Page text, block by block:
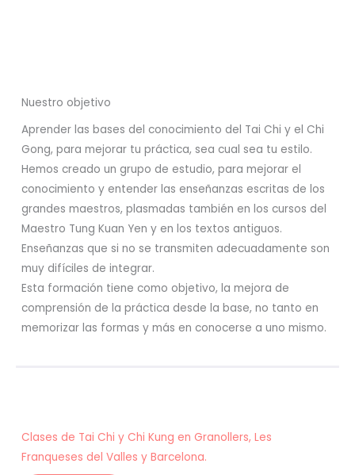
Nuestro objetivo
Aprender las bases del conocimiento del Tai Chi y el Chi
Gong, para mejorar tu práctica, sea cual sea tu estilo.
Hemos creado un grupo de estudio, para mejorar el
conocimiento y entender las enseñanzas escritas de los
grandes maestros, plasmadas también en los cursos del
Maestro Tung Kuan Yen y en los textos antiguos.
Enseñanzas que si no se transmiten adecuadamente son
muy difíciles de integrar.
Esta formación tiene como objetivo, la mejora de
comprensión de la práctica desde la base, no tanto en
memorizar las formas y más en conocerse a uno mismo.
Clases de Tai Chi y Chi Kung en Granollers, Les
Franqueses del Valles y Barcelona.